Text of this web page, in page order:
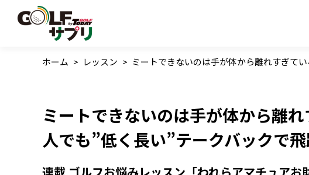
ホーム > レッスン > ミートできないのは手が体から離れすぎて
ミートできないのは手が体から離
人でも”低く長い”テークバックで